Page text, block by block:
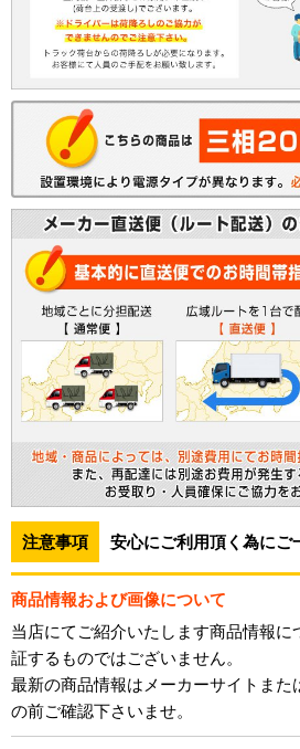
注意事項 安心にご利用頂く為にご
商品情報および画像について
当店にてご紹介いたします商品情報に
証するものではございません。
最新の商品情報はメーカーサイトまた
の前ご確認下さいませ。